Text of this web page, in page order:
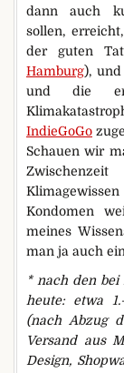
dann auch
sollen,
der guten
Hamburg),
und die
IndieGoGo
Schauen wir
Kondomen
meines
man ja auch
* nach den bei
heute: etwa
(nach Abzug
Versand aus
Design,